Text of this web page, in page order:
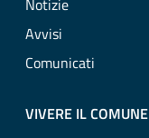
Notizie
Avvisi
Comunicati
VIVERE IL COMUNE